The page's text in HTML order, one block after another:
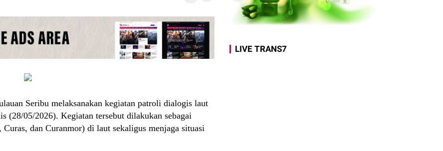
Seribu melaksanakan kegiatan patroli dialogis laut
(28/05/2026). Kegiatan tersebut dilakukan sebagai
dan Curanmor) di laut sekaligus menjaga situasi
LIVE TRANS7